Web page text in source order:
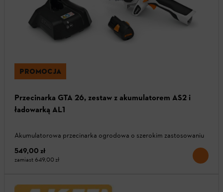
PROMOCJA
Przecinarka GTA 26, zestaw z akumulatorem AS2 i
ładowarką AL1
Akumulatorowa przecinarka ogrodowa o szerokim zastosowaniu
549,00 zł
zamiast 649,00 zł